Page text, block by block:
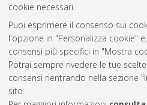
cookie necessari.
Puoi esprimere il consenso sui
l'opzione in "Personalizza cookie"
consensi più specifici in "Mostra
Potrai sempre rivedere le tue
consensi rientrando nella sezione
sito.
Atom
Rss 1.0
Rss 2.0